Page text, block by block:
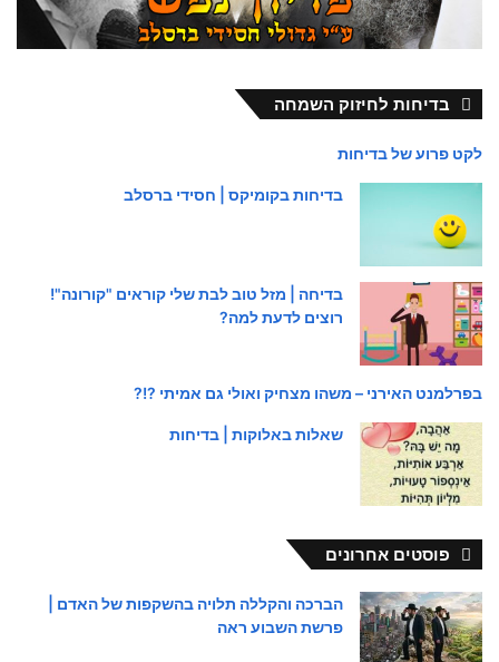
בדיחות לחיזוק השמחה
לקט פרוע של בדיחות
בדיחות בקומיקס | חסידי ברסלב
בדיחה | מזל טוב לבת שלי קוראים "קורונה"!
רוצים לדעת למה?
בפרלמנט האירני – משהו מצחיק ואולי גם אמיתי ?!?
שאלות באלוקות | בדיחות
פוסטים אחרונים
הברכה והקללה תלויה בהשקפות של האדם |
פרשת השבוע ראה